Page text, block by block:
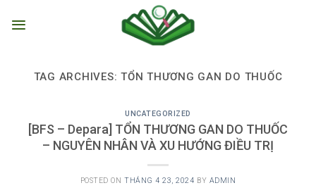
TAG ARCHIVES:TỔN THƯƠNG GAN DO THUỐC
UNCATEGORIZED
[BFS – Depara] TỔN THƯƠNG GAN DO THUỐC
– NGUYÊN NHÂN VÀ XU HƯỚNG ĐIỀU TRỊ
POSTED ONTHÁNG 4 23, 2024 BY ADMIN